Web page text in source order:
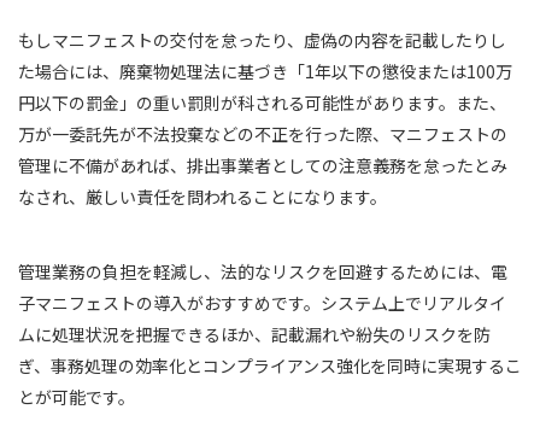
もしマニフェストの交付を怠ったり、虚偽の内容を記載したりし
た場合には、廃棄物処理法に基づき「1年以下の懲役または100万
円以下の罰金」の重い罰則が科される可能性があります。また、
万が一委託先が不法投棄などの不正を行った際、マニフェストの
管理に不備があれば、排出事業者としての注意義務を怠ったとみ
なされ、厳しい責任を問われることになります。
管理業務の負担を軽減し、法的なリスクを回避するためには、電
子マニフェストの導入がおすすめです。システム上でリアルタイ
ムに処理状況を把握できるほか、記載漏れや紛失のリスクを防
ぎ、事務処理の効率化とコンプライアンス強化を同時に実現するこ
とが可能です。